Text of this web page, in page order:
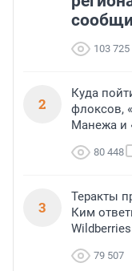
103 725
2
Куда
флоксов,
Манежа и
80 448
3
Теракты
Ким
Wildberries
79 507